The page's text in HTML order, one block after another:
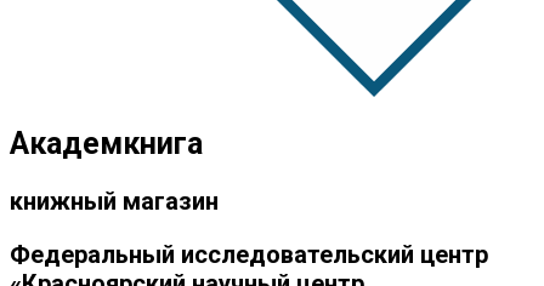
Академкнига
книжный магазин
Федеральный исследовательский центр